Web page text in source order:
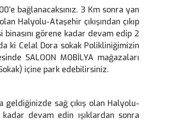
bağlanacaksınız. 3 Km sonra yan
Halyolu-Ataşehir çıkışından çıkıp
binasını görene kadar devam edip 2
ki Celal Dora sokak Polikliniğimizin
SALOON MOBİLYA mağazaları
içine park edebilirsiniz.
sağ çıkış olan Halyolu-
devam edin ışıklardan sonra